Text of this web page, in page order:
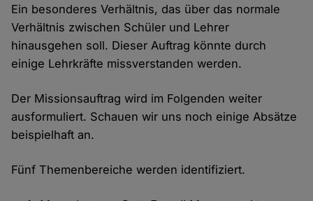
Ein besonderes Verhältnis, das über das normale
Verhältnis zwischen Schüler und Lehrer
hinausgehen soll. Dieser Auftrag könnte durch
einige Lehrkräfte missverstanden werden.
Der Missionsauftrag wird im Folgenden weiter
ausformuliert. Schauen wir uns noch einige Absätze
beispielhaft an.
Fünf Themenbereiche werden identifiziert.